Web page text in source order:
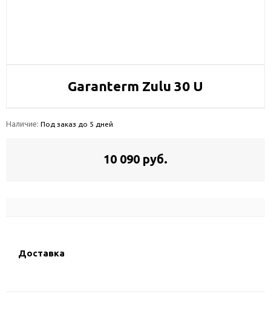
Garanterm Zulu 30 U
Наличие: Под заказ до 5 дней
10 090 руб.
Доставка